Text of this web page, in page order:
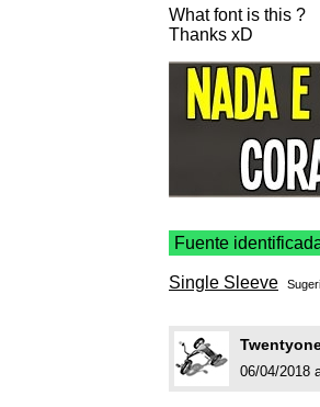
What font is this ?
Thanks xD
Fuente
Single Sleeve
06/04/2018